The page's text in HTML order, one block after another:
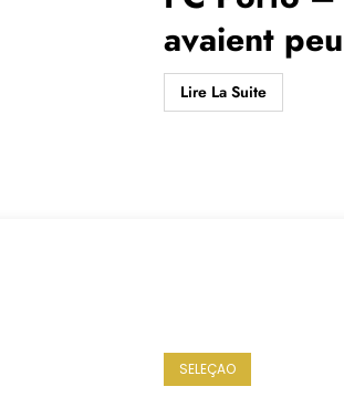
avaient
Lire La Suite
SELEÇAO